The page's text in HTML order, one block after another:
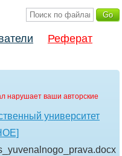
Реферат
нарушает ваши авторские
университет
.docx